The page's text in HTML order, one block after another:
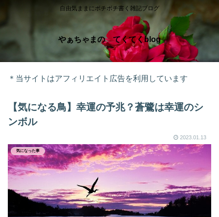
自由気ままにボチボチ書く雑記ブログ
やぁちゃまの てくてくblog
＊当サイトはアフィリエイト広告を利用しています
【気になる鳥】幸運の予兆？蒼鷺は幸運のシ
ンボル
2023.01.13
気になった事